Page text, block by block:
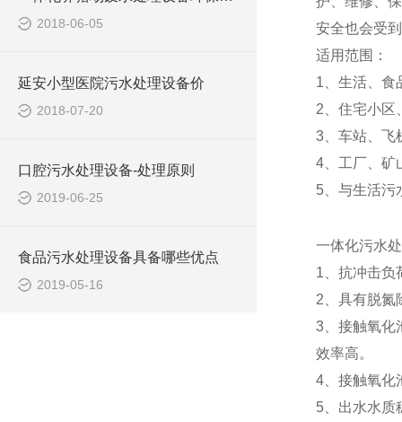
2018-06-05
延安小型医院污水处理设备价
2018-07-20
口腔污水处理设备-处理原则
2019-06-25
食品污水处理设备具备哪些优点
2019-05-16
安全也会受
适用范围：
1、生活、食
2、住宅小区
3、车站、飞
4、工厂、矿
5、与生活污
一体化污水
1、抗冲击负
2、具有脱氮
3、接触氧化
效率高。
4、接触氧化
5、出水水质